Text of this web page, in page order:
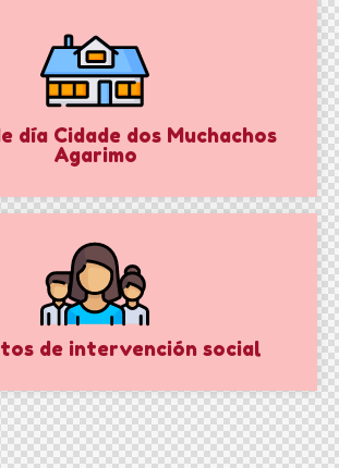
día Cidade dos Muchachos
Agarimo
de intervención social